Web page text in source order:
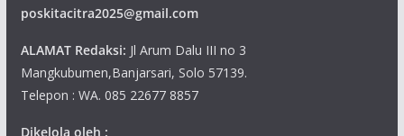
poskitacitra2025@gmail.com
ALAMAT Redaksi: Jl Arum Dalu III no 3
Mangkubumen,Banjarsari, Solo 57139.
Telepon : WA. 085 22677 8857
Dikelola oleh :